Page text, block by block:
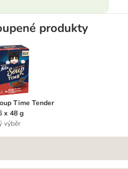
produkty
Time Tender Strips 6 x 48 g
Time Tender
x 48 g
výběr